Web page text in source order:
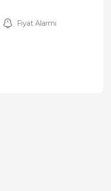
Fiyat Alarmı